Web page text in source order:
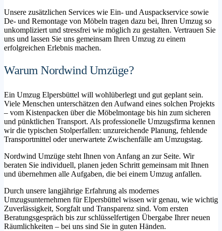
Unsere zusätzlichen Services wie Ein- und Auspackservice sowie
De- und Remontage von Möbeln tragen dazu bei, Ihren Umzug so
unkompliziert und stressfrei wie möglich zu gestalten. Vertrauen Sie
uns und lassen Sie uns gemeinsam Ihren Umzug zu einem
erfolgreichen Erlebnis machen.
Warum Nordwind Umzüge?
Ein Umzug Elpersbüttel will wohlüberlegt und gut geplant sein.
Viele Menschen unterschätzen den Aufwand eines solchen Projekts
– vom Kistenpacken über die Möbelmontage bis hin zum sicheren
und pünktlichen Transport. Als professionelle Umzugsfirma kennen
wir die typischen Stolperfallen: unzureichende Planung, fehlende
Transportmittel oder unerwartete Zwischenfälle am Umzugstag.
Nordwind Umzüge steht Ihnen von Anfang an zur Seite. Wir
beraten Sie individuell, planen jeden Schritt gemeinsam mit Ihnen
und übernehmen alle Aufgaben, die bei einem Umzug anfallen.
Durch unsere langjährige Erfahrung als modernes
Umzugsunternehmen für Elpersbüttel wissen wir genau, wie wichtig
Zuverlässigkeit, Sorgfalt und Transparenz sind. Vom ersten
Beratungsgespräch bis zur schlüsselfertigen Übergabe Ihrer neuen
Räumlichkeiten – bei uns sind Sie in guten Händen.